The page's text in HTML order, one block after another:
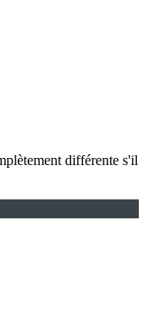
différente s'il